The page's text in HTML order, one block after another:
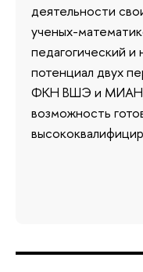
деятельности
ученых-
педагогический и
потенциал двух
ФКН ВШЭ и МИАН,
возможность